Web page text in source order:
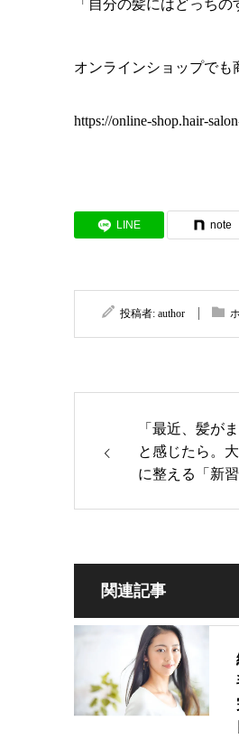
「自分の髪にはどっち
オンラインショップでも
https://online-shop.hair-
LINE note
投稿者: author
「最近、髪が
と感じたら。
に整える「新
関連記事